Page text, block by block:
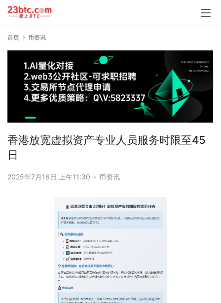
首页 币资讯
香港放宽虚拟资产专业人员服务时限至45
日
2025年7月16日 上午11:30 • 币资讯